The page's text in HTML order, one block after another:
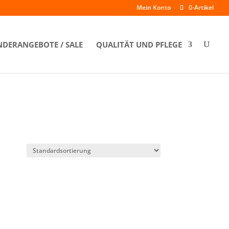
Mein Konto 0-Artikel
/ SALE QUALITÄT UND PFLEGE